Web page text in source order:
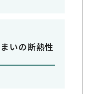
いの断熱性